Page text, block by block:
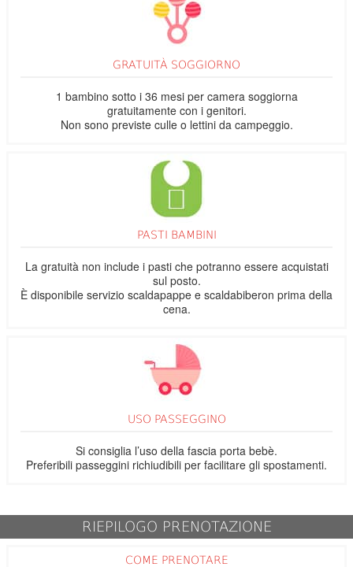
GRATUITÀ SOGGIORNO
1 bambino sotto i 36 mesi per camera soggiorna
gratuitamente con i genitori.
Non sono previste culle o lettini da campeggio.
PASTI BAMBINI
La gratuità non include i pasti che potranno essere acquistati
sul posto.
È disponibile servizio scaldapappe e scaldabiberon prima della
cena.
USO PASSEGGINO
Si consiglia l’uso della fascia porta bebè.
Preferibili passeggini richiudibili per facilitare gli spostamenti.
RIEPILOGO PRENOTAZIONE
COME PRENOTARE